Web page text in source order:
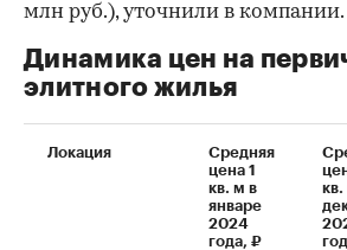
млн руб.), уточнили в компании.
Динамика цен на
элитного жилья
Локация
Средняя
цена 1
кв. м в
январе
2024
года, ₽
кв.